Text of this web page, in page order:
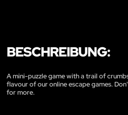
BESCHREIBUNG:
A mini-puzzle game with a trail of
flavour of our online escape games.
for more.